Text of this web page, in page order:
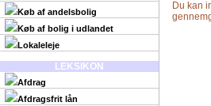
Køb af andelsbolig
Køb af bolig i udlandet
Lokaleleje
LEKSIKON
Afdrag
Afdragsfrit lån
Du kan